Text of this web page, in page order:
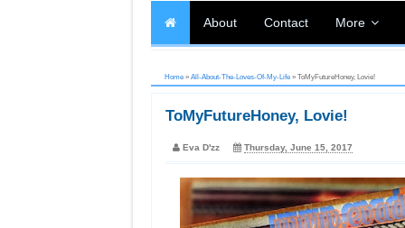
About Contact More
Home » All-About-The-Loves-Of-My-Life » ToMyFutureHoney, Lovie!
ToMyFutureHoney, Lovie!
Eva D'zz Thursday, June 15, 2017